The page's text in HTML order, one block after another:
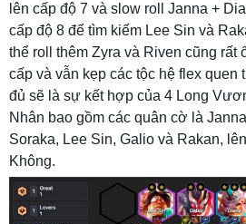
lên cấp độ 7 và slow roll Janna +
cấp độ 8 để tìm kiếm Lee Sin và
thể roll thêm Zyra và Riven cũng rất
cấp và vẫn kẹp các tộc hệ flex quen
đủ sẽ là sự kết hợp của 4 Long
Nhân bao gồm các quân cờ là
Soraka, Lee Sin, Galio và Rakan,
Không.